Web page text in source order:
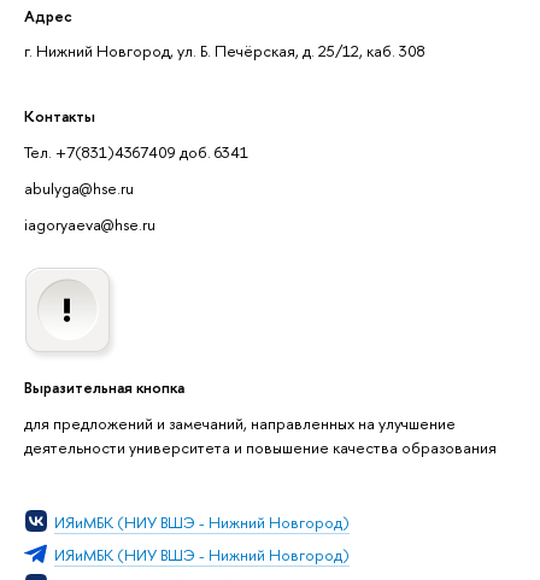
Адрес
г. Нижний Новгород, ул. Б. Печёрская, д. 25/12, каб. 308
Контакты
Тел. +7(831)4367409 доб. 6341
abulyga@hse.ru
iagoryaeva@hse.ru
Выразительная кнопка
для предложений и замечаний, направленных на улучшение
деятельности университета и повышение качества образования
ИЯиМБК (НИУ ВШЭ - Нижний Новгород)
ИЯиМБК (НИУ ВШЭ - Нижний Новгород)